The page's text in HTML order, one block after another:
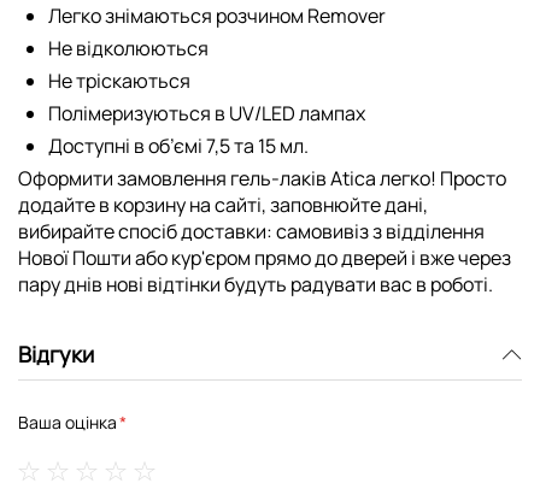
Легко знімаються розчином Remover
Не відколюються
Не тріскаються
Полімеризуються в UV/LED лампах
Доступні в об’ємі 7,5 та 15 мл.
Оформити замовлення гель-лаків Atica легко! Просто
додайте в корзину на сайті, заповнюйте дані,
вибирайте спосіб доставки: самовивіз з відділення
Нової Пошти або кур'єром прямо до дверей і вже через
пару днів нові відтінки будуть радувати вас в роботі.
Відгуки
Ваша оцінка